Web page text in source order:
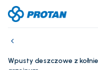
Wpusty deszczowe z